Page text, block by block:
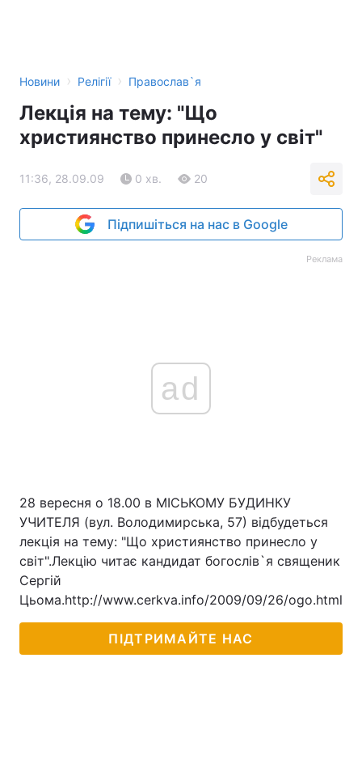
Новини › Релігії › Православ`я
Лекція на тему: "Що
християнство принесло у світ"
11:36, 28.09.09 0 хв. 20
Підпишіться на нас в Google
Реклама
ad
28 вересня о 18.00 в МІСЬКОМУ БУДИНКУ
УЧИТЕЛЯ (вул. Володимирська, 57) відбудеться
лекція на тему: "Що християнство принесло у
світ".Лекцію читає кандидат богослів`я священик
Сергій
Цьома.http://www.cerkva.info/2009/09/26/ogo.html
ПІДТРИМАЙТЕ НАС